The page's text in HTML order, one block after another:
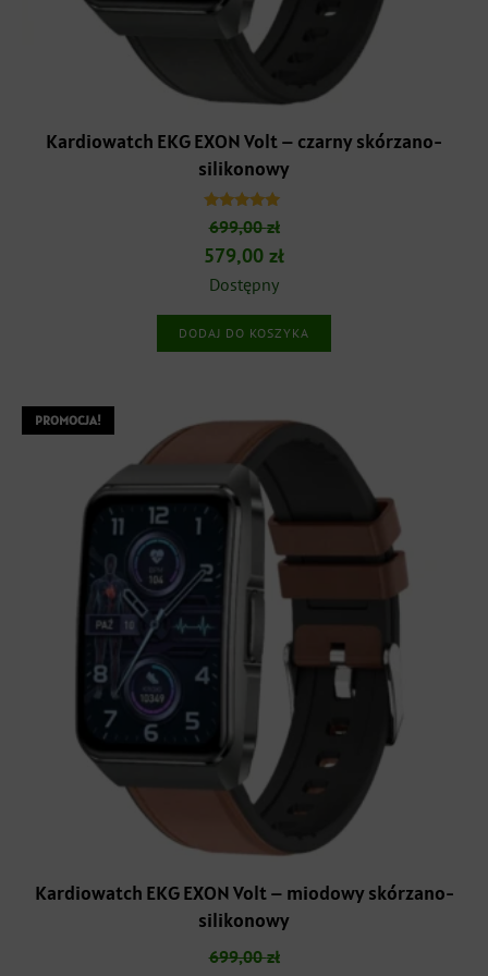
Kardiowatch EKG EXON Volt – czarny skórzano-
silikonowy
Oceniono
5.00
na 5
699,00zł
Pierwotna
cena
wynosiła:
699,00 zł.
579,00 złAktualna
wynosi:
579,00 zł.
Dostępny
DODAJ DO KOSZYKA
PROMOCJA!
Kardiowatch EKG EXON Volt – miodowy skórzano-
silikonowy
699,00zł